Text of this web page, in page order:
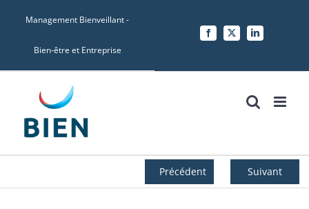
Management Bienveillant -
Bien-être et Entreprise
Facebook
X LinkedIn
Précédent Suivant